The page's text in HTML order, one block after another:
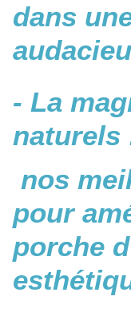
dans
- La
naturels
nos
pour
porche